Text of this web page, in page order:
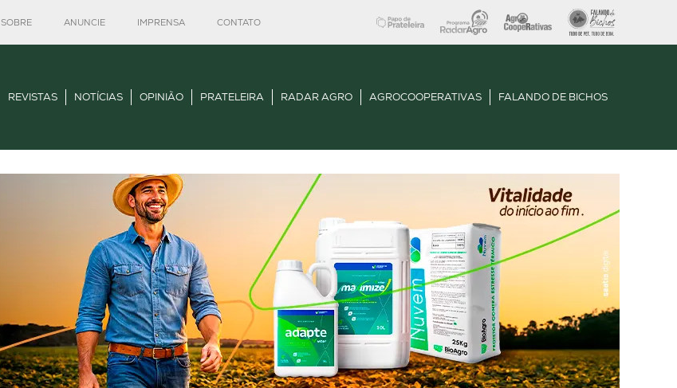
SOBRE ANUNCIE IMPRENSA CONTATO
REVISTAS NOTÍCIAS OPINIÃO PRATELEIRA RADAR AGRO AGROCOOPERATIVAS FALANDO DE BICHOS